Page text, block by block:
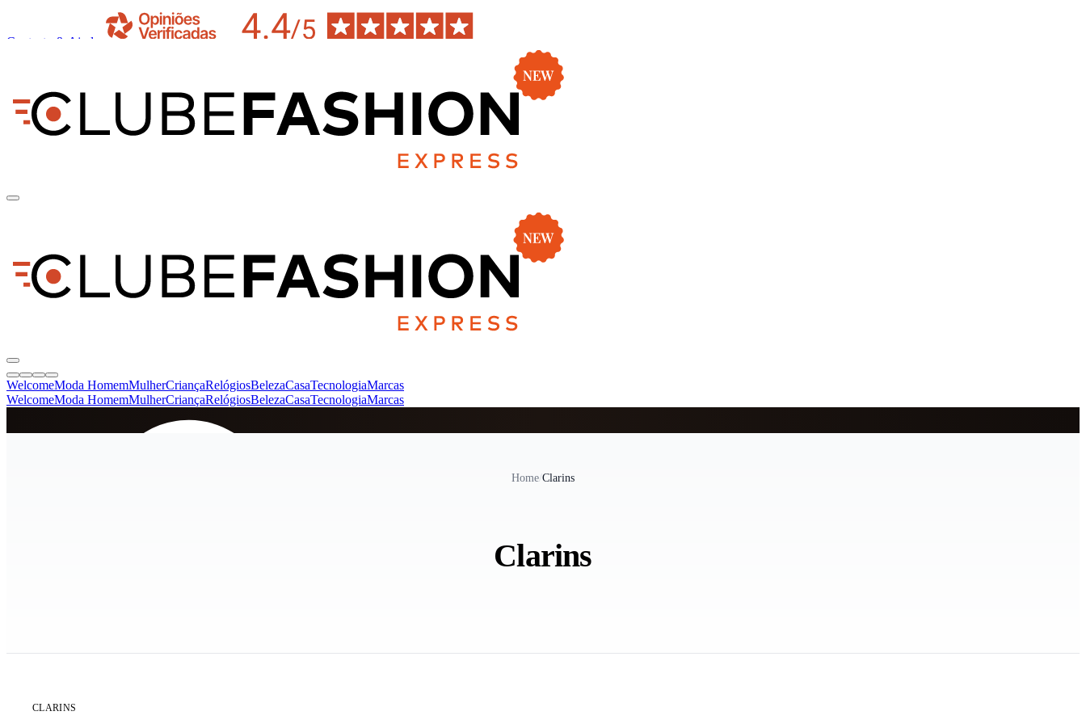
Contacto & Ajuda
WelcomeModa HomemMulherCriançaRelógiosBelezaCasaTecnologiaMarcas
WelcomeModa HomemMulherCriançaRelógiosBelezaCasaTecnologiaMarcas
Home/Clarins
Clarins
CLARINS